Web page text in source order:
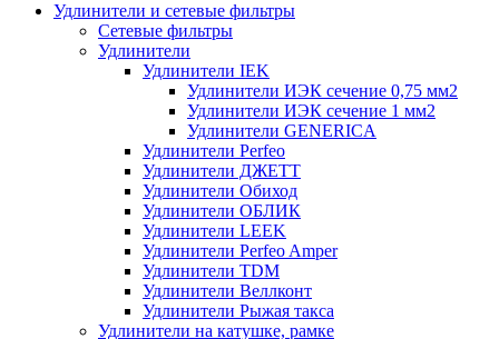
Удлинители и сетевые фильтры
Сетевые фильтры
Удлинители
Удлинители IEK
Удлинители ИЭК сечение 0,75 мм2
Удлинители ИЭК сечение 1 мм2
Удлинители GENERICA
Удлинители Perfeo
Удлинители ДЖЕТТ
Удлинители Обиход
Удлинители ОБЛИК
Удлинители LEEK
Удлинители Perfeo Amper
Удлинители TDM
Удлинители Веллконт
Удлинители Рыжая такса
Удлинители на катушке, рамке